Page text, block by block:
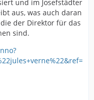
und im Josefstädter
aus, was auch daran
der Direktor für das
sind.